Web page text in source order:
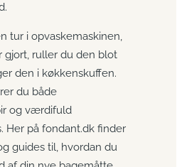
tur i opvaskemaskinen,
gjort, ruller du den blot
den i køkkenskuffen.
du både
og værdifuld
Her på fondant.dk finder
guides til, hvordan du